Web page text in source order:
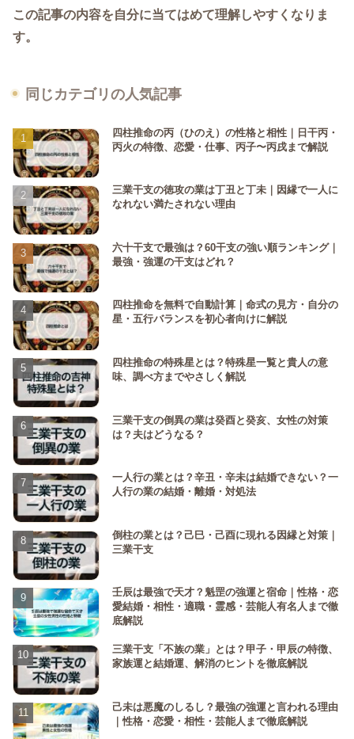
この記事の内容を自分に当てはめて理解しやすくなりま
す。
同じカテゴリの人気記事
四柱推命の丙（ひのえ）の性格と相性｜日干丙・
丙火の特徴、恋愛・仕事、丙子〜丙戌まで解説
三業干支の徳攻の業は丁丑と丁未｜因縁で一人に
なれない満たされない理由
六十干支で最強は？60干支の強い順ランキング｜
最強・強運の干支はどれ？
四柱推命を無料で自動計算｜命式の見方・自分の
星・五行バランスを初心者向けに解説
四柱推命の特殊星とは？特殊星一覧と貴人の意
味、調べ方までやさしく解説
三業干支の倒異の業は癸酉と癸亥、女性の対策
は？夫はどうなる？
一人行の業とは？辛丑・辛未は結婚できない？一
人行の業の結婚・離婚・対処法
倒柱の業とは？己巳・己酉に現れる因縁と対策｜
三業干支
壬辰は最強で天才？魁罡の強運と宿命｜性格・恋
愛結婚・相性・適職・霊感・芸能人有名人まで徹
底解説
三業干支「不族の業」とは？甲子・甲辰の特徴、
家族運と結婚運、解消のヒントを徹底解説
己未は悪魔のしるし？最強の強運と言われる理由
｜性格・恋愛・相性・芸能人まで徹底解説